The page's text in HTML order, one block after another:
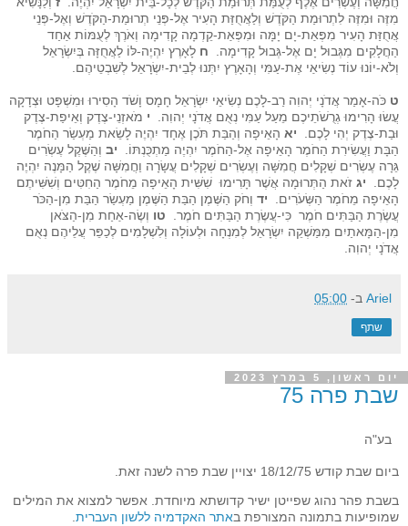
מִזֶּה וּמִזֶּה לִתְרוּמַת הַקֹּדֶשׁ וְלַאֲחֻזַּת הָעִיר אֶל-פְּנֵי תְרוּמַת-הַקֹּדֶשׁ וְאֶל-פְּנֵי
אֲחֻזַּת הָעִיר מִפְּאַת-יָם יָמָּה וּמִפְּאַת-קֵדְמָה קָדִימָה וְאֹרֶךְ לְעֻמּוֹת אַחַד
הַחֲלָקִים מִגְּבוּל יָם אֶל-גְּבוּל קָדִימָה. ח לָאָרֶץ יִהְיֶה-לּוֹ לַאֲחֻזָּה בְּיִשְׂרָאֵל
וְלֹא-יוֹנוּ עוֹד נְשִׂיאַי אֶת-עַמִּי וְהָאָרֶץ יִתְּנוּ לְבֵית-יִשְׂרָאֵל לְשִׁבְטֵיהֶם.
ט כֹּה-אָמַר אֲדֹנָי יְהוִה רַב-לָכֶם נְשִׂיאֵי יִשְׂרָאֵל חָמָס וָשֹׁד הָסִירוּ וּמִשְׁפָּט וּצְדָקָה
עֲשׂוּ הָרִימוּ גְרֻשֹׁתֵיכֶם מֵעַל עַמִּי נְאֻם אֲדֹנָי יְהוִה. י מֹאזְנֵי-צֶדֶק וְאֵיפַת-צֶדֶק
וּבַת-צֶדֶק יְהִי לָכֶם. יא הָאֵיפָה וְהַבַּת תֹּכֶן אֶחָד יִהְיֶה לָשֵׂאת מַעְשַׂר הַחֹמֶר
הַבָּת וַעֲשִׂירִת הַחֹמֶר הָאֵיפָה אֶל-הַחֹמֶר יִהְיֶה מַתְכֻּנְתּוֹ. יב וְהַשֶּׁקֶל עֶשְׂרִים
גֵּרָה עֶשְׂרִים שְׁקָלִים חֲמִשָּׁה וְעֶשְׂרִים שְׁקָלִים עֲשָׂרָה וַחֲמִשָּׁה שֶׁקֶל הַמָּנֶה יִהְיֶה
לָכֶם. יג זֹאת הַתְּרוּמָה אֲשֶׁר תָּרִימוּ שִׁשִּׁית הָאֵיפָה מֵחֹמֶר הַחִטִּים וְשִׁשִּׁיתֶם
הָאֵיפָה מֵחֹמֶר הַשְּׂעֹרִים. יד וְחֹק הַשֶּׁמֶן הַבַּת הַשֶּׁמֶן מַעְשַׂר הַבַּת מִן-הַכֹּר
עֲשֶׂרֶת הַבַּתִּים חֹמֶר כִּי-עֲשֶׂרֶת הַבַּתִּים חֹמֶר. טו וְשֶׂה-אַחַת מִן-הַצֹּאן
מִן-הַמָּאתַיִם מִמַּשְׁקֵה יִשְׂרָאֵל לְמִנְחָה וּלְעוֹלָה וְלִשְׁלָמִים לְכַפֵּר עֲלֵיהֶם נְאֻם
אֲדֹנָי יְהוִה.
Ariel ב- 05:00
שתף
יום ראשון, 5 במרץ 2023
שבת פרה 75
בע"ה
ביום שבת קודש 18/12/75 יצויין שבת פרה לשנה זאת.
בשבת פהר נהוג שפייטן ישיר קדושתא מיוחדת. אפשר למצוא את המילים
שמופיעות בתמונה המצורפת באתר האקדמיה ללשון העברית